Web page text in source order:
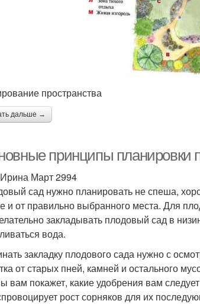
пространства
дальше →
принципы планировки
Март 2994
сад нужно планировать не спеша,
и от правильно выбранного места. Для
закладывать плодовый сад в
вода.
закладку плодового сада нужно с
от старых пней, камней и остального
вам покажет, какие удобрения вам
рост сорняков для их